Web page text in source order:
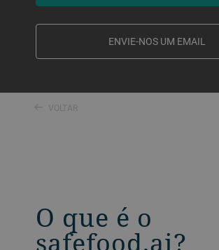
ENVIE-NOS UM EMAIL
VOLTAR
O que é o
safefood.ai?